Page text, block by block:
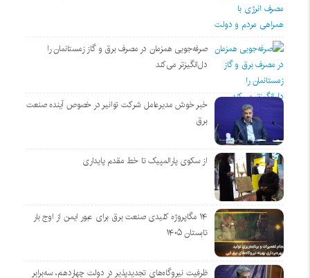
صرفه‌جویی همزمان در مصرف برق و گاز زمستانمان را
دل‌انگیزتر می‌کند
خبر خوش مدیرعامل شرکت توانیر در خصوص آینده صنعت
برق
از سکوی پارالمپیک تا خط مقدم پایداری
۱۴ مگاپروژه‌ کلیدی صنعت برق برای عبور ایمن از اوج بار
تابستان ۱۴۰۵
ظرفیت نیروگاه‌های تجدیدپذیر در دولت چهاردهم، سه‌برابر